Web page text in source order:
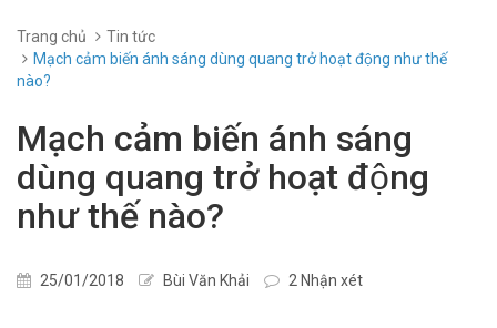
Trang chủ
Tin tức
Mạch cảm biến ánh sáng dùng quang trở hoạt động như thế
nào?
Mạch cảm biến ánh sáng
dùng quang trở hoạt động
như thế nào?
25/01/2018 Bùi Văn Khải 2 Nhận xét